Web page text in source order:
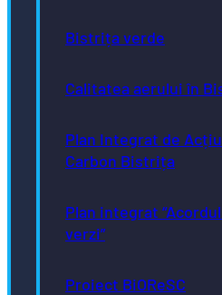
Bistrița verde
Calitatea aerului în
Plan Integrat de
Carbon Bistrița
Plan integrat
verzi”
Proiect BiOReSC